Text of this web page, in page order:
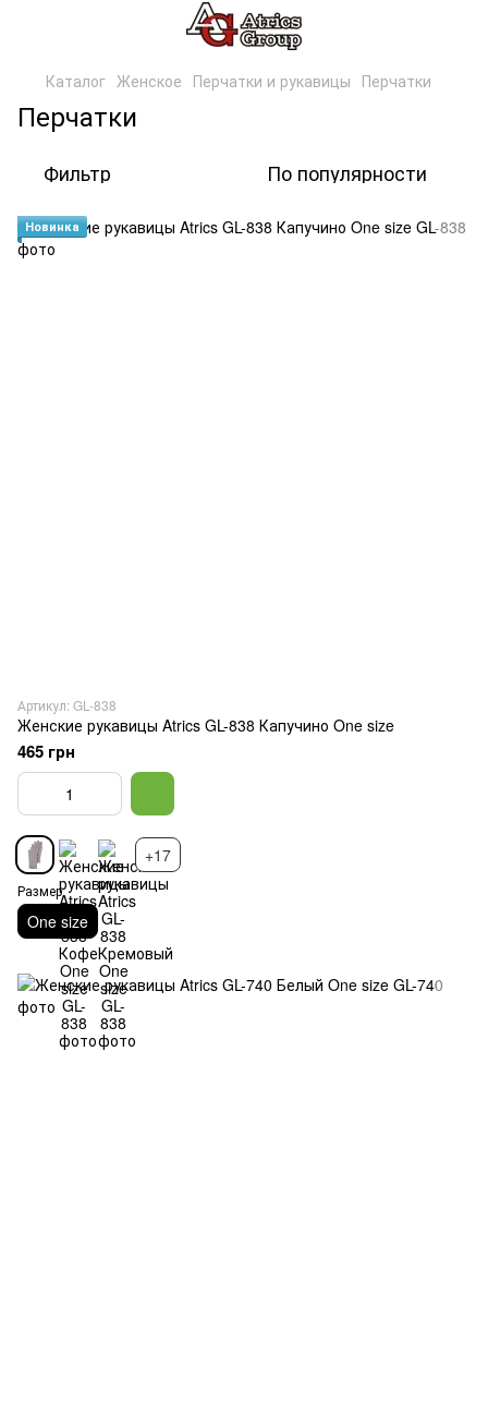
Каталог Женское Перчатки и рукавицы Перчатки
Перчатки
Фильтр По популярности
Новинка
Артикул: GL-838
Женские рукавицы Atrics GL-838 Капучино One size
465 грн
+17
Размер
One size